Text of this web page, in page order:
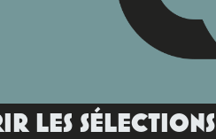
LES SÉLECTIONS